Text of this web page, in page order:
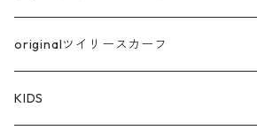
綿ローン
シルケットコットン
originalツイリースカーフ
KIDS